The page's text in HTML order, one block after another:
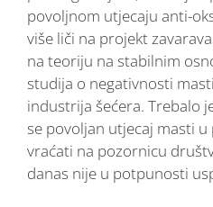
povoljnom utjecaju anti-
više liči na projekt
na teoriju na stabilnim
studija o negativnosti
industrija šećera. Trebalo
se povoljan utjecaj masti
vraćati na pozornicu
danas nije u potpunosti